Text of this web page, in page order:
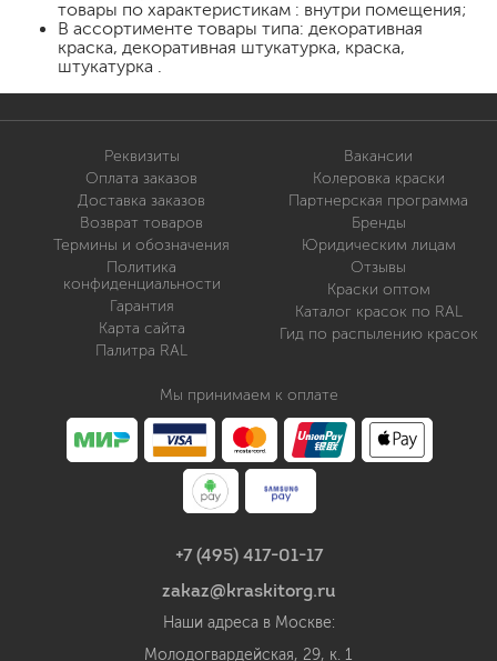
товары по характеристикам : внутри помещения;
В ассортименте товары типа: декоративная
краска, декоративная штукатурка, краска,
штукатурка .
Реквизиты
Оплата заказов
Доставка заказов
Возврат товаров
Термины и обозначения
Политика
конфиденциальности
Гарантия
Карта сайта
Палитра RAL
Вакансии
Колеровка краски
Партнерская программа
Бренды
Юридическим лицам
Отзывы
Краски оптом
Каталог красок по RAL
Гид по распылению красок
Мы принимаем к оплате
+7 (495) 417-01-17
zakaz@kraskitorg.ru
Наши адреса в Москве:
Молодогвардейская, 29, к. 1